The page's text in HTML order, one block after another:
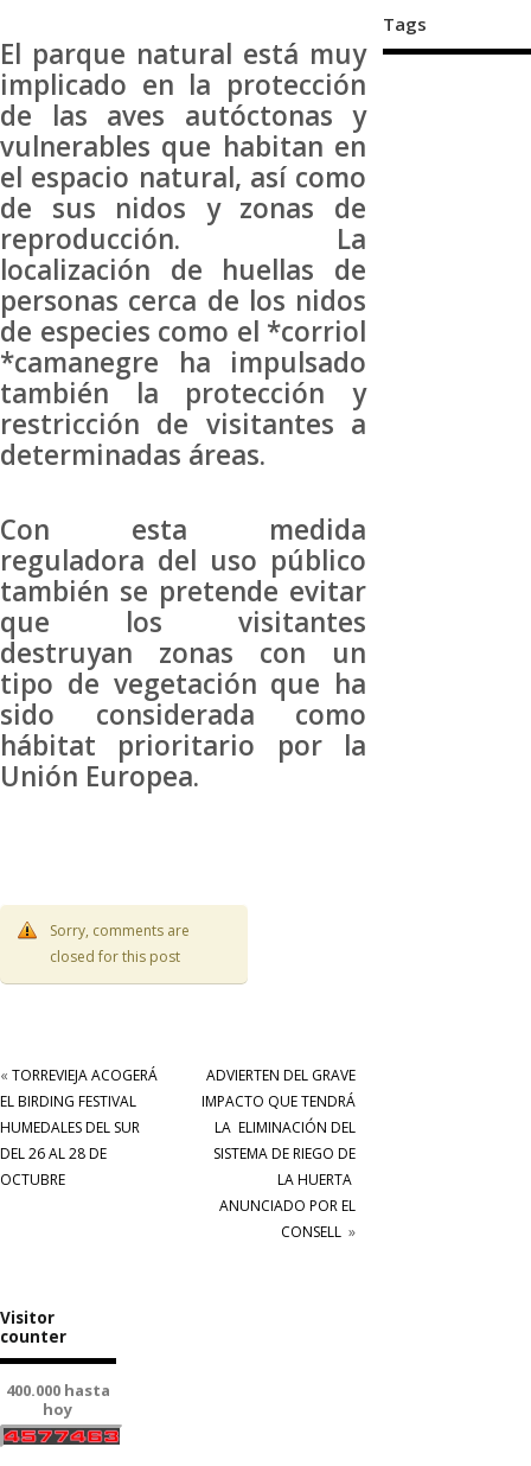
El parque natural está muy
implicado en la protección
de las aves autóctonas y
vulnerables que habitan en
el espacio natural, así como
de sus nidos y zonas de
reproducción. La
localización de huellas de
personas cerca de los nidos
de especies como el *corriol
*camanegre ha impulsado
también la protección y
restricción de visitantes a
determinadas áreas.
Con esta medida
reguladora del uso público
también se pretende evitar
que los visitantes
destruyan zonas con un
tipo de vegetación que ha
sido considerada como
hábitat prioritario por la
Unión Europea.
Sorry, comments are
closed for this post
« TORREVIEJA ACOGERÁ
EL BIRDING FESTIVAL
HUMEDALES DEL SUR
DEL 26 AL 28 DE
OCTUBRE
ADVIERTEN DEL GRAVE
IMPACTO QUE TENDRÁ
LA ELIMINACIÓN DEL
SISTEMA DE RIEGO DE
LA HUERTA
ANUNCIADO POR EL
CONSELL »
Tags
Visitor
counter
400.000 hasta
hoy